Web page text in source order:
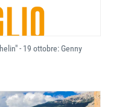
- 19 ottobre: Genny